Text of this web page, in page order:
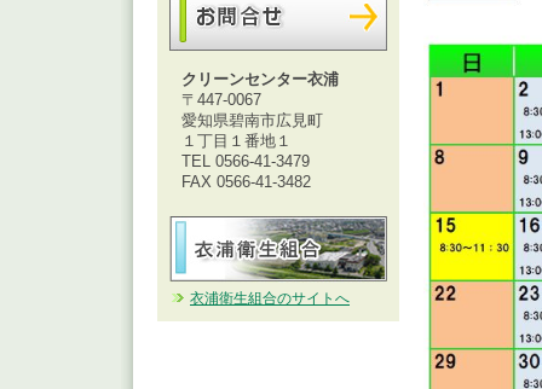
クリーンセンター衣浦
〒447-0067
愛知県碧南市広見町
１丁目１番地１
TEL 0566-41-3479
FAX 0566-41-3482
衣浦衛生組合のサイトへ